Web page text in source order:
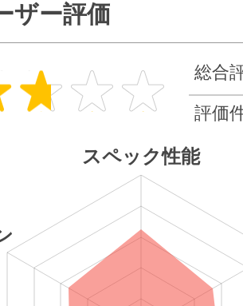
ザー評価
総合
評価
スペック性能